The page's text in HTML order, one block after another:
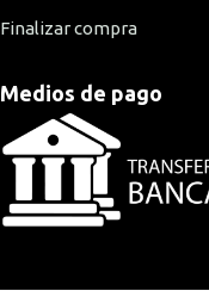
Finalizar compra
Medios de pago